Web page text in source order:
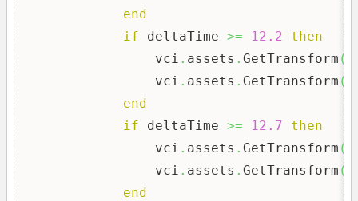
end
if deltaTime >= 12.2
then
                vci
. assets . GetTransform (
                vci
. assets . GetTransform (
end
if deltaTime >= 12.7
then
                vci
. assets . GetTransform (
                vci
. assets . GetTransform (
end